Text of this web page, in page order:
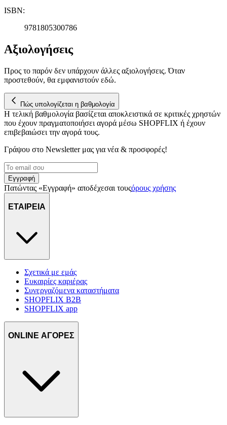
ISBN:
9781805300786
Αξιολογήσεις
Προς το παρόν δεν υπάρχουν άλλες αξιολογήσεις. Όταν
προστεθούν, θα εμφανιστούν εδώ.
Πώς υπολογίζεται η βαθμολογία
Η τελική βαθμολογία βασίζεται αποκλειστικά σε κριτικές χρηστών
που έχουν πραγματοποιήσει αγορά μέσω SHOPFLIX ή έχουν
επιβεβαιώσει την αγορά τους.
Γράψου στο Νewsletter μας για νέα & προσφορές!
Εγγραφή
Πατώντας «Εγγραφή» αποδέχεσαι τουςόρους χρήσης
ΕΤΑΙΡΕΙΑ
Σχετικά με εμάς
Ευκαιρίες καριέρας
Συνεργαζόμενα καταστήματα
SHOPFLIX B2B
SHOPFLIX app
ONLINE ΑΓΟΡΕΣ